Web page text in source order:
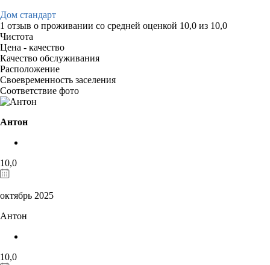
Дом стандарт
1 отзыв о проживании со средней оценкой 10,0 из 10,0
Чистота
Цена - качество
Качество обслуживания
Расположение
Своевременность заселения
Соответствие фото
Антон
10,0
октябрь 2025
Антон
10,0